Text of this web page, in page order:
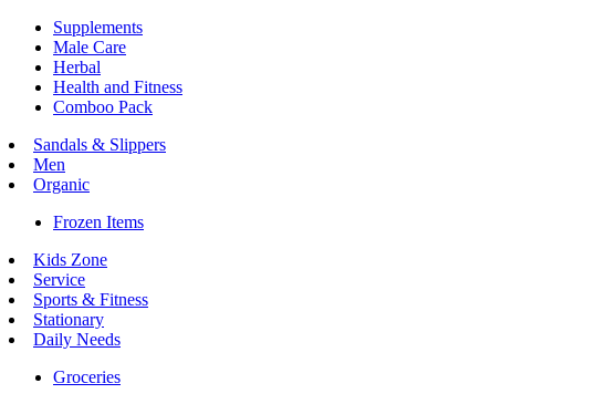
Supplements
Male Care
Herbal
Health and Fitness
Comboo Pack
Sandals & Slippers
Men
Organic
Frozen Items
Kids Zone
Service
Sports & Fitness
Stationary
Daily Needs
Groceries